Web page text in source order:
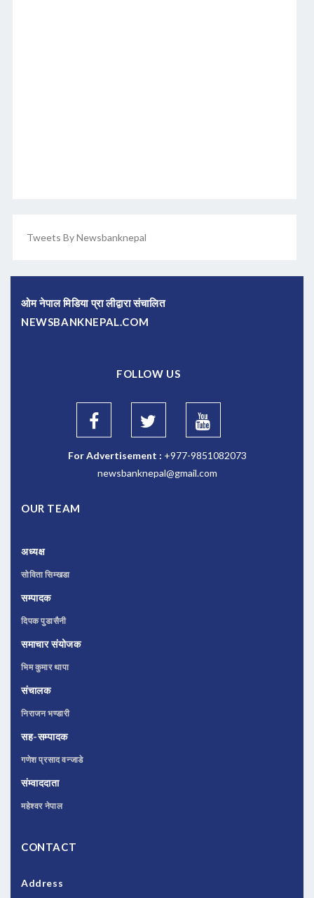
Tweets By Newsbanknepal
ओम नेपाल मिडिया प्रा लीद्वारा संचालित
NEWSBANKNEPAL.COM
FOLLOW US
For Advertisement : +977-9851082073
newsbanknepal@gmail.com
OUR TEAM
अध्यक्ष
सोविता सिम्खडा
सम्पादक
दिपक पुडासैनी
समाचार संयोजक
भिम कुमार थापा
संचालक
निराजन भण्डारी
सह-सम्पादक
गणेश प्रसाद वन्जाडे
संम्वाददाता
महेश्वर नेपाल
CONTACT
Address